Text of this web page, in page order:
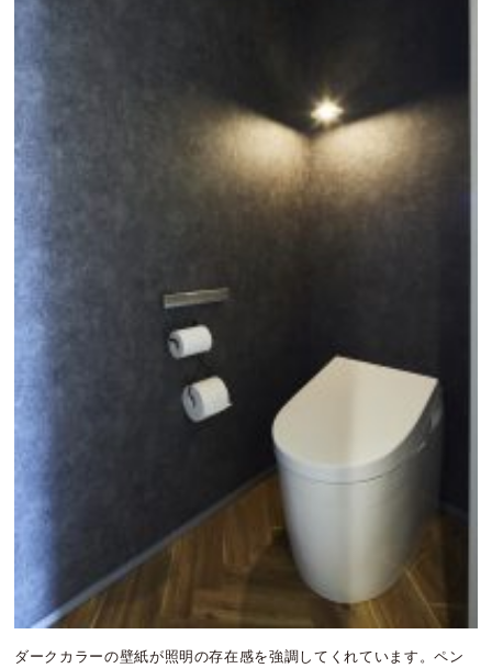
ダークカラーの壁紙が照明の存在感を強調してくれています。ペン